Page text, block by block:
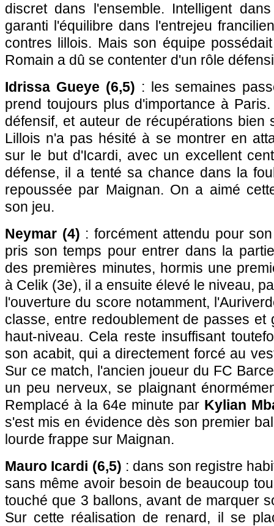
discret dans l'ensemble. Intelligent
garanti l'équilibre dans l'entrejeu
contres lillois. Mais son équipe
Romain a dû se contenter d'un rôle
Idrissa Gueye (6,5) : les semaines
prend toujours plus d'importance à
défensif, et auteur de récupérations bien
Lillois n'a pas hésité à se montrer en
sur le but d'Icardi, avec un excellent
défense, il a tenté sa chance dans la
repoussée par Maignan. On a aimé
son jeu.
Neymar (4) : forcément attendu pour
pris son temps pour entrer dans la
des premières minutes, hormis une
à Celik (3e), il a ensuite élevé le niveau,
l'ouverture du score notamment,
classe, entre redoublement de passes et
haut-niveau. Cela reste insuffisant
son acabit, qui a directement forcé au
Sur ce match, l'ancien joueur du FC
un peu nerveux, se plaignant
Remplacé à la 64e minute par Kylian
s'est mis en évidence dès son premier
lourde frappe sur Maignan.
Mauro Icardi (6,5) : dans son registre
sans même avoir besoin de beaucoup
touché que 3 ballons, avant de marquer
Sur cette réalisation de renard, il se